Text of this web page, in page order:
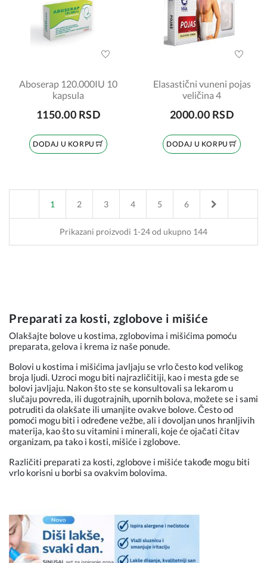
Aboserap 120.000IU 10
kapsula
1150.00 RSD
DODAJ U KORPU
Elasastični vuneni pojas
veličina 4
2000.00 RSD
DODAJ U KORPU
1 2 3 4 5 6
Prikazani proizvodi 1-24 od ukupno 144
Preparati za kosti, zglobove i mišiće
Olakšajte bolove u kostima, zglobovima i mišićima pomoću
preparata, gelova i krema iz naše ponude.
Bolovi u kostima i mišićima javljaju se vrlo često kod velikog
broja ljudi. Uzroci mogu biti najrazličitiji, kao i mesta gde se
bolovi javljaju. Nakon što ste se konsultovali sa lekarom u
slučaju povreda, ili dugotrajnih, upornih bolova, možete se i sami
potruditi da olakšate ili umanjite ovakve bolove. Često od
pomoći mogu biti i određene vežbe, ali i dovoljan unos hranljivih
materija, kao što su vitamini i minerali, koje će ojačati čitav
organizam, pa tako i kosti, mišiće i zglobove.
Različiti preparati za kosti, zglobove i mišiće takođe mogu biti
vrlo korisni u borbi sa ovakvim bolovima.